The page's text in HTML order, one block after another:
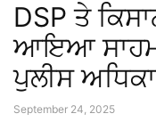
DSP ਤੇ
ਆਇਆ
ਪੁਲੀਸ
September 24, 2025